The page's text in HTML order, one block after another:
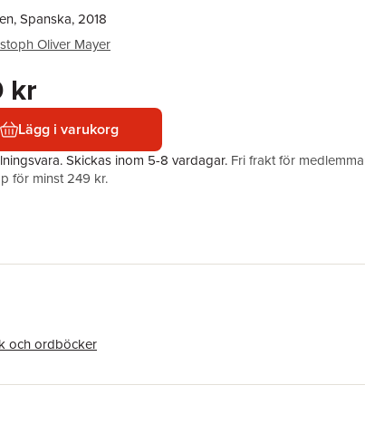
Spanska, 2018
Oliver Mayer
kr
Lägg i varukorg
Skickas inom 5-8 vardagar. Fri frakt för
för minst 249 kr.
och ordböcker